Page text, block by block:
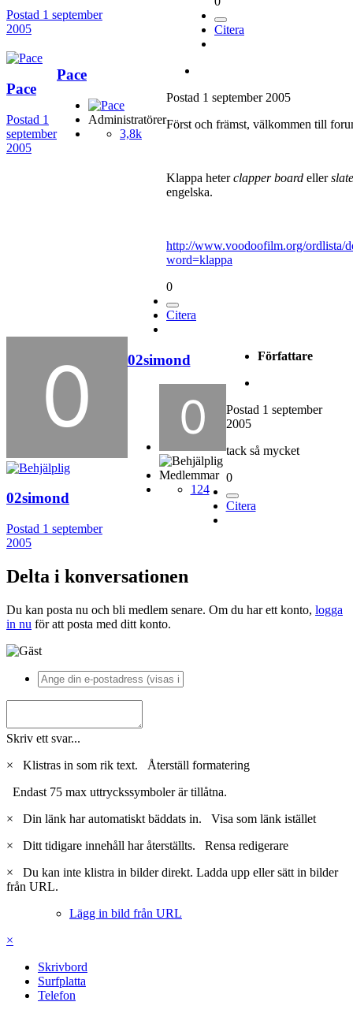
Postad 1 september
2005
Citera
Pace
Postad 1
september
2005
Pace
Administratörer
3,8k
Postad 1 september 2005
Först och främst, välkommen till
Klappa heterclapper board ellerslate
engelska.
http://www.voodoofilm.org/ordlista/
word=klappa
0
Citera
02simond
Postad 1 september
2005
02simond
Medlemmar
124
Författare
Postad 1 september
2005
tack så mycket
0
Citera
Delta i konversationen
Du kan posta nu och bli medlem senare. Om du har ett konto, logga
in nu för att posta med ditt konto.
Skriv ett svar...
×
Klistras in som rik text. Återställ formatering
Endast 75 max uttryckssymboler är tillåtna.
×
Din länk har automatiskt bäddats in. Visa som länk istället
×
Ditt tidigare innehåll har återställts. Rensa redigerare
×
Du kan inte klistra in bilder direkt. Ladda upp eller sätt in bilder
från URL.
Lägg in bild från URL
×
Skrivbord
Surfplatta
Telefon